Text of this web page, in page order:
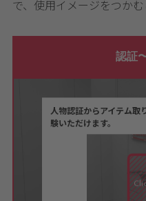
で、使用イメージをつかむ
認証
人物認証からアイテム取
験いただけます。